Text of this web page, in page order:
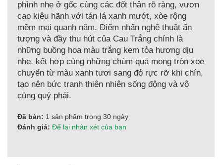
phình nhẹ ở gốc cùng các đốt thân rõ ràng, vươn
cao kiêu hãnh với tán lá xanh mướt, xòe rộng
mềm mại quanh năm. Điểm nhấn nghệ thuật ấn
tượng và đầy thu hút của Cau Trắng chính là
những buồng hoa màu trắng kem tỏa hương dịu
nhẹ, kết hợp cùng những chùm quả mọng tròn xoe
chuyển từ màu xanh tươi sang đỏ rực rỡ khi chín,
tạo nên bức tranh thiên nhiên sống động và vô
cùng quý phái.
Đã bán: 1 sản phẩm trong 30 ngày
Đánh giá: Để lại nhận xét của bạn